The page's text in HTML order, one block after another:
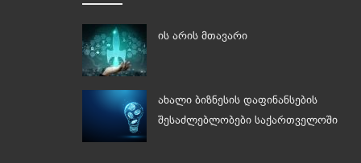
ის არის მთავარი
ახალი ბიზნესის დაფინანსების
შესაძლებლობები საქართველოში